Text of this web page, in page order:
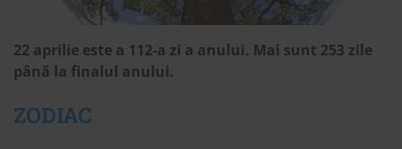
22 aprilie este a 112-a zi a anului. Mai sunt 253 zile
până la finalul anului.
ZODIAC